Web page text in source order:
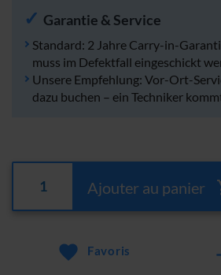
Garantie & Service
Standard: 2 Jahre Carry-in-
muss im Defektfall eingeschickt
Unsere Empfehlung: Vor-Ort-
dazu buchen – ein Techniker
Ajouter au panier
Favoris